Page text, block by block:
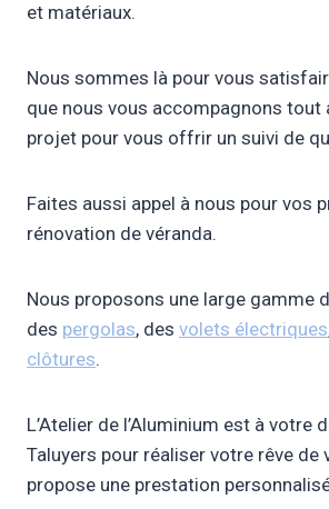
et matériaux.
Nous sommes là pour vous
que nous vous accompagnons tout
projet pour vous offrir un suivi de
Faites aussi appel à nous pour vos
rénovation de véranda.
Nous proposons une large gamme
des pergolas, des volets électriques
clôtures.
L’Atelier de l’Aluminium est à votre
Taluyers pour réaliser votre rêve de
propose une prestation